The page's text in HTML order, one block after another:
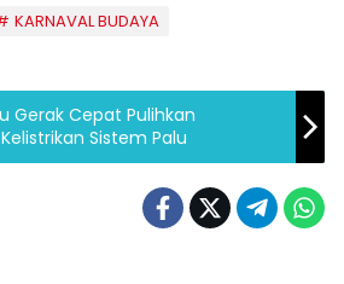
KARNAVAL BUDAYA
Gerak Cepat Pulihkan
Sistem Palu